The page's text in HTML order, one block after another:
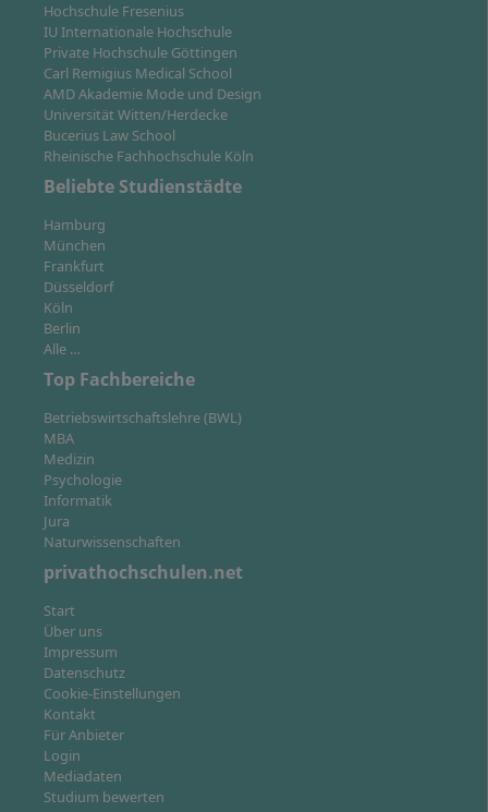
Innovationsprozessen
Business Analyse und Entwicklung von
Wachstumsstrategien in internationalen Märkten
Absolventinnen und Absolventen übernehmen
typischerweise Positionen als Digital Marketing
Manager, Innovation Consultant, Business Analyst
oder Projektmanager für digitale Transformation.
Ebenso sind Tätigkeiten im Consulting, im Corporate
Entrepreneurship sowie in leitender Funktion in
etablierten Unternehmen und im Gründungsumfeld
möglich.
Wo studierst du: Am Online-Campus
Der Studiengang wird am Online-Campus der
Hochschule Fresenius angeboten. Entscheidest du
bist du ortsunabhängig und kannst alle
Lehrveranstaltungen und Prüfungen flexibel digital
absolvieren. Du hast außerdem Zugang zu
Netzwerkveranstaltungen, Gastvorträgen und zum
Pioneer Lab.
Hochschule Fresenius
IU Internationale Hochschule
Private Hochschule Göttingen
Carl Remigius Medical School
AMD Akademie Mode und Design
Universität Witten/Herdecke
Bucerius Law School
Rheinische Fachhochschule Köln
Beliebte Studienstädte
Hamburg
München
Frankfurt
Düsseldorf
Köln
Berlin
Alle …
Top Fachbereiche
Betriebswirtschaftslehre (BWL)
MBA
Medizin
Psychologie
Informatik
Jura
Naturwissenschaften
privathochschulen.net
Start
Über uns
Impressum
Datenschutz
Cookie-Einstellungen
Kontakt
Für Anbieter
Login
Mediadaten
Studium bewerten